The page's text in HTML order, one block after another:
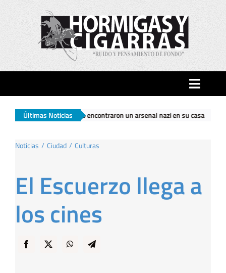
Toggle
Inicio
Ciudad
Actualidad
Hormigas…
Últimas Noticias
encontraron un arsenal nazi en su casa | El Gobierno
Noticias Ciudad Culturas
El Escuerzo llega a
los cines